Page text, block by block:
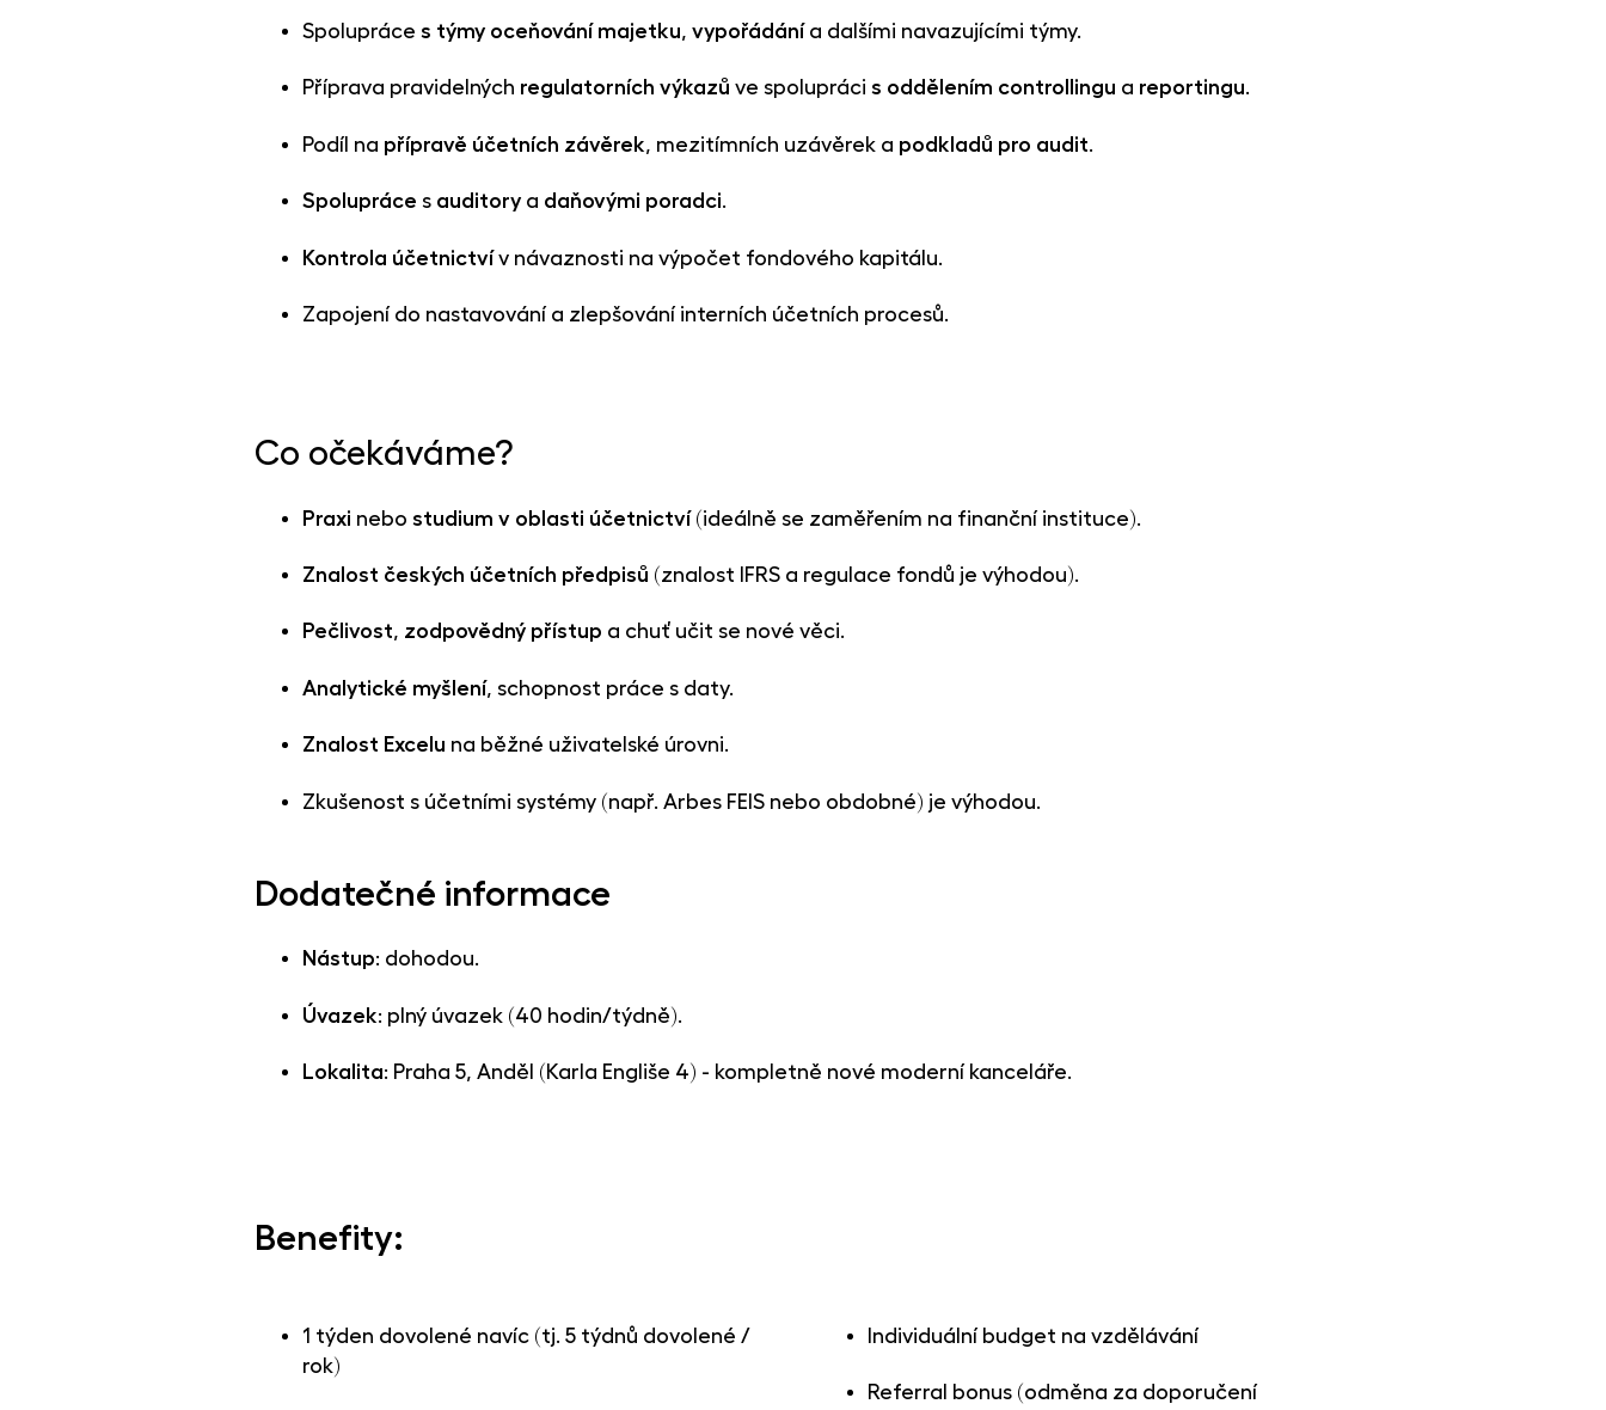
Spolupráce s týmy oceňování majetku, vypořádánía dalšími navazujícími týmy.
Příprava pravidelných regulatorních výkazů ve spolupráci s oddělením controllingu a reportingu.
Podíl na přípravě účetních závěrek, mezitímních uzávěrek a podkladů pro audit.
Spolupráce s auditorya daňovými poradci.
Kontrola účetnictvív návaznosti na výpočet fondového kapitálu.
Zapojení do nastavování a zlepšování interních účetních procesů.
Co očekáváme?
Praxi nebo studium v oblasti účetnictví(ideálně se zaměřením na finanční instituce).
Znalost českých účetních předpisů (znalost IFRS a regulace fondů je výhodou).
Pečlivost, zodpovědný přístup a chuť učit se nové věci.
Analytické myšlení, schopnost práce s daty.
Znalost Excelu na běžné uživatelské úrovni.
Zkušenost s účetními systémy (např. Arbes FEIS nebo obdobné) je výhodou.
Dodatečné informace
Nástup: dohodou.
Úvazek: plný úvazek (40 hodin/týdně).
Lokalita: Praha 5, Anděl (Karla Engliše 4) - kompletně nové moderní kanceláře.
Benefity:
1 týden dovolené navíc (tj. 5 týdnů dovolené /
rok)
Individuální budget na vzdělávání
Referral bonus (odměna za doporučení